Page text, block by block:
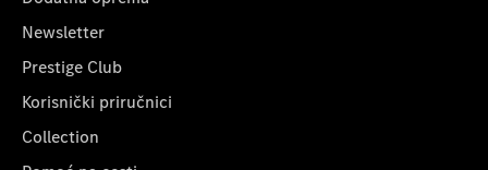
Newsletter
Prestige Club
Korisnički priručnici
Collection